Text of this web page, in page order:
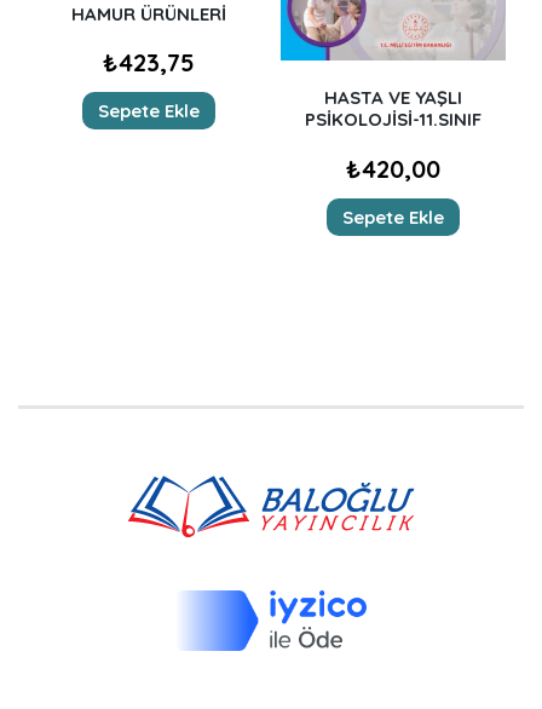
HAMUR ÜRÜNLERİ
₺423,75
Sepete Ekle
HASTA VE YAŞLI
PSİKOLOJİSİ-11.SINIF
₺420,00
Sepete Ekle